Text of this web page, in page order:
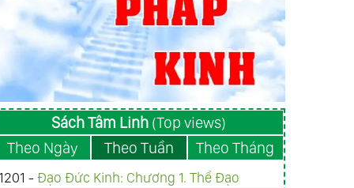
Sách Tâm Linh (Top views)
Theo Ngày
Theo Tuần Theo Tháng
1201 -Đạo Đức Kinh: Chương 1. Thể Đạo